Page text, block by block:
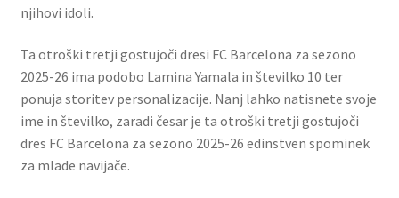
njihovi idoli.
Ta otroški tretji gostujoči dresi FC Barcelona za sezono
2025-26 ima podobo Lamina Yamala in številko 10 ter
ponuja storitev personalizacije. Nanj lahko natisnete svoje
ime in številko, zaradi česar je ta otroški tretji gostujoči
dres FC Barcelona za sezono 2025-26 edinstven spominek
za mlade navijače.